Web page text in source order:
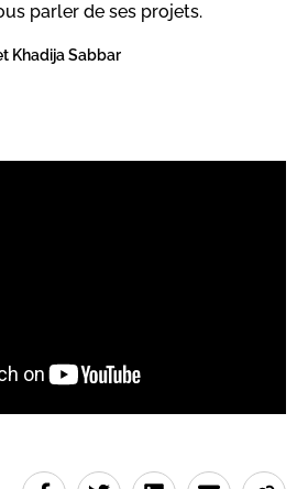
parler de ses projets.
Khadija Sabbar